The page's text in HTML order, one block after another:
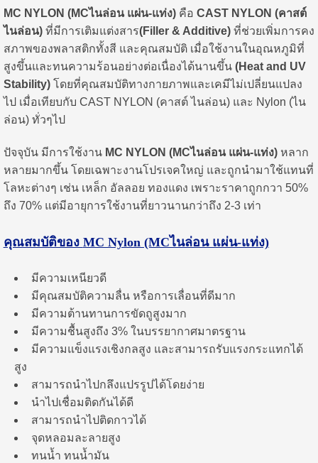
MC NYLON (MCไนล่อน แผ่น-แท่ง)คือ CAST NYLON (คาสต์
ไนล่อน)ที่มีการเติมแต่งสาร(Filler & Additive)ที่ช่วยเพิ่มการคง
สภาพของพลาสติกทั้งสี และคุณสมบัติ เมื่อใช้งานในอุณหภูมิที่
สูงขึ้นและทนความร้อนอย่างต่อเนื่องได้นานขึ้น (Heat and UV
Stability)โดยที่คุณสมบัติทางกายภาพและเคมีไม่เปลี่ยนแปลง
ไป เมื่อเทียบกับ CAST NYLON (คาสต์ ไนล่อน) และ Nylon (ไน
ล่อน) ทั่วๆไป
ปัจจุบัน มีการใช้งาน MC NYLON (MCไนล่อน แผ่น-แท่ง) หลาก
หลายมากขึ้น โดยเฉพาะงานโปรเจคใหญ่ และถูกนำมาใช้แทนที่
โลหะต่างๆ เช่น เหล็ก อัลลอย ทองแดง เพราะราคาถูกกวา 50%
ถึง 70% แต่มีอายุการใช้งานที่ยาวนานกว่าถึง 2-3 เท่า
คุณสมบัติของ MC Nylon (MCไนล่อน แผ่น-แท่ง)
มีความเหนียวดี
มีคุณสมบัติความลื่น หรือการเลื่อนที่ดีมาก
มีความต้านทานการขัดถูสูงมาก
มีความชื้นสูงถึง 3% ในบรรยากาศมาตรฐาน
มีความแข็งแรงเชิงกลสูง และสามารถรับแรงกระแทกได้
สูง
สามารถนำไปกลึงแปรรูปได้โดยง่าย
นำไปเชื่อมติดกันได้ดี
สามารถนำไปติดกาวได้
จุดหลอมละลายสูง
ทนน้ำ ทนน้ำมัน